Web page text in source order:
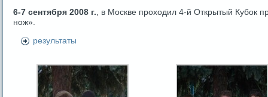
6-7 сентября 2008 г. , в Москве проходил 4-й Открытый
нож».
результаты